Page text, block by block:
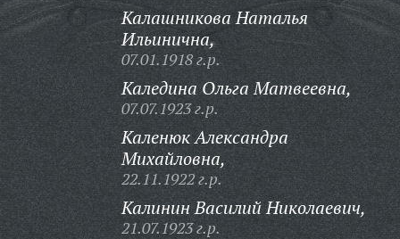
Калашникова Наталья
Ильинична,
07.01.1918 г.р.
Каледина Ольга Матвеевна,
07.07.1923 г.р.
Каленюк Александра
Михайловна,
22.11.1922 г.р.
Калинин Василий Николаевич,
21.07.1923 г.р.